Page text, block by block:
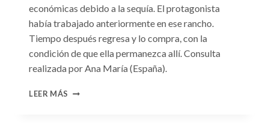
económicas debido a la sequía. El protagonista
había trabajado anteriormente en ese rancho.
Tiempo después regresa y lo compra, con la
condición de que ella permanezca allí. Consulta
realizada por Ana María (España).
LEER MÁS CONSULTA